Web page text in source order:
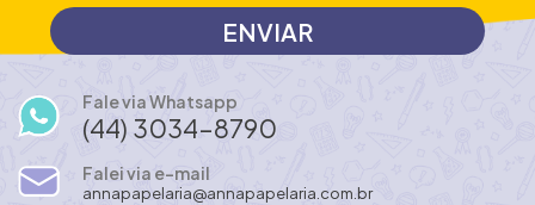
Fale via Whatsapp
(44) 3034-8790
Falei via e-mail
annapapelaria@annapapelaria.com.br